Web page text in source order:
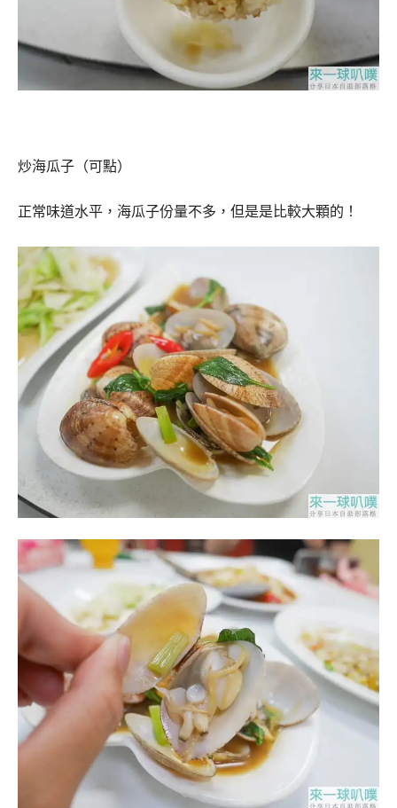
炒海瓜子（可點）
正常味道水平，海瓜子份量不多，但是是比較大顆的！